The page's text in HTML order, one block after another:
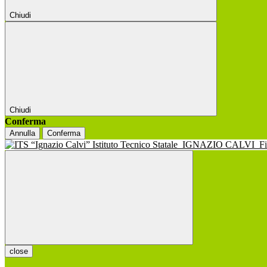
Chiudi
Chiudi
Conferma
Annulla Conferma
Istituto Tecnico Statale IGNAZIO CALVI
close